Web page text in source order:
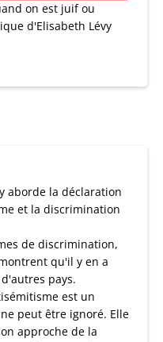
on est juif ou
d'Elisabeth Lévy
aborde la déclaration
et la discrimination
de discrimination,
qu'il y en a
pays.
est un
peut être ignoré. Elle
approche de la